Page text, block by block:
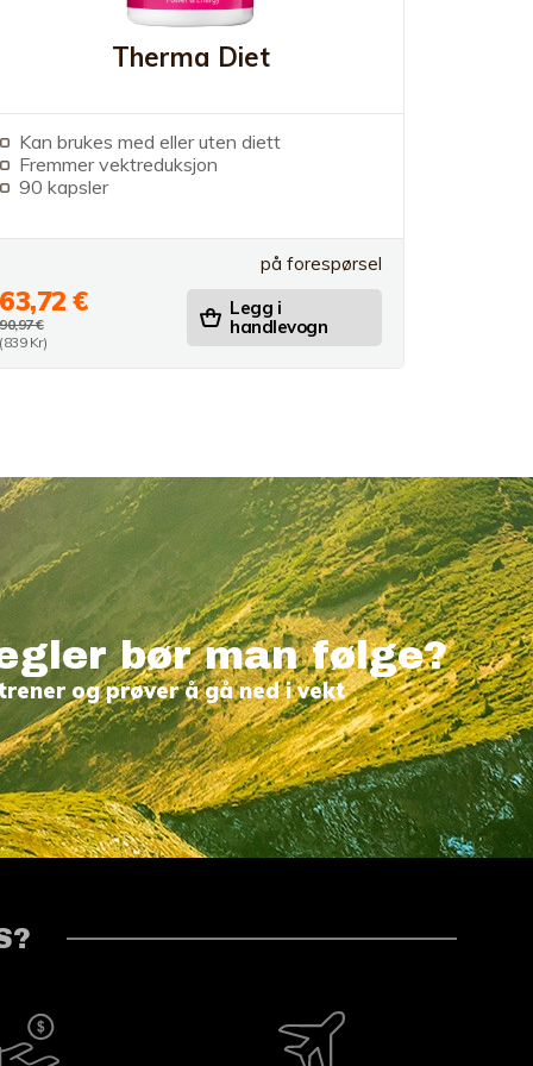
Therma Diet
Kan brukes med eller uten diett
Fremmer vektreduksjon
90 kapsler
på forespørsel
63,72 €
90,97 €
(839 Kr)
Legg i
handlevogn
bør man følge?
og prøver å gå ned i vekt